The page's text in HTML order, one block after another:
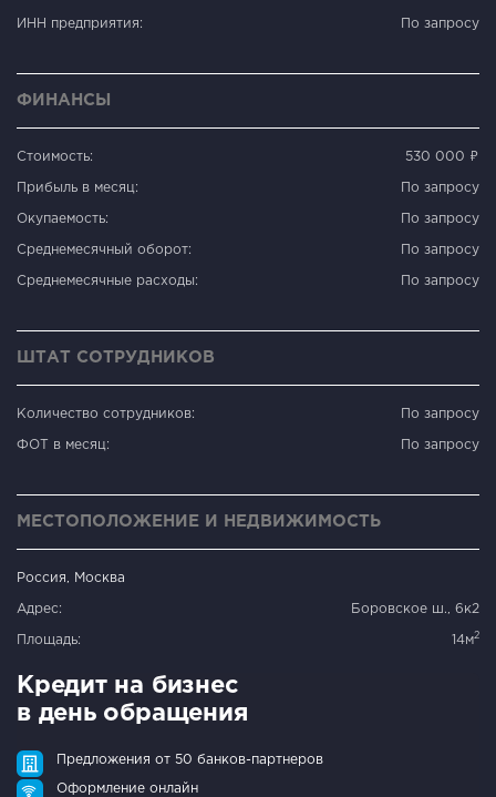
ИНН предприятия: По запросу
ФИНАНСЫ
Стоимость: 530 000 ₽
Прибыль в месяц: По запросу
Окупаемость: По запросу
Среднемесячный оборот: По запросу
Среднемесячные расходы: По запросу
ШТАТ СОТРУДНИКОВ
Количество сотрудников: По запросу
ФОТ в месяц: По запросу
МЕСТОПОЛОЖЕНИЕ И НЕДВИЖИМОСТЬ
Россия, Москва
Адрес: Боровское ш., 6к2
Площадь: 14м2
Кредит на бизнес
в день обращения
Предложения от 50 банков-партнеров
Оформление онлайн